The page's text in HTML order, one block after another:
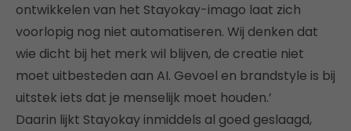
ontwikkelen van het Stayokay-imago laat zich
voorlopig nog niet automatiseren. Wij denken dat
wie dicht bij het merk wil blijven, de creatie niet
moet uitbesteden aan AI. Gevoel en brandstyle is bij
uitstek iets dat je menselijk moet houden.’
Daarin lijkt Stayokay inmiddels al goed geslaagd,